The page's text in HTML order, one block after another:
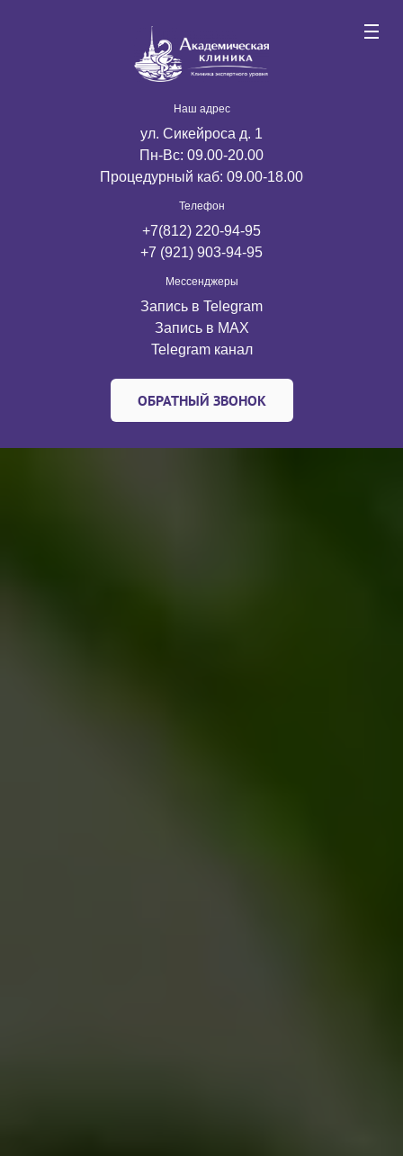
Наш адрес
ул. Сикейроса д. 1
Пн-Вс: 09.00-20.00
Процедурный каб: 09.00-18.00
Телефон
+7(812) 220-94-95
+7 (921) 903-94-95
Мессенджеры
Запись в Telegram
Запись в MАX
Telegram канал
ОБРАТНЫЙ ЗВОНОК